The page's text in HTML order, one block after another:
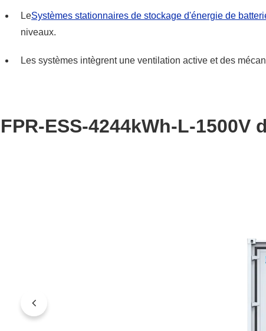
LeSystèmes stationnaires de stockage d'énergie de
niveaux.
Les systèmes intègrent une ventilation active et des
FPR-ESS-4244kWh-L-